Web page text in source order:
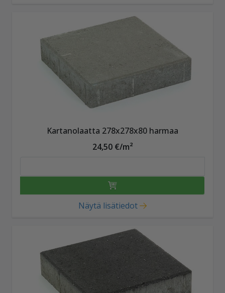
Kartanolaatta 278x278x80 harmaa
24,50 €/m²
Näytä lisätiedot